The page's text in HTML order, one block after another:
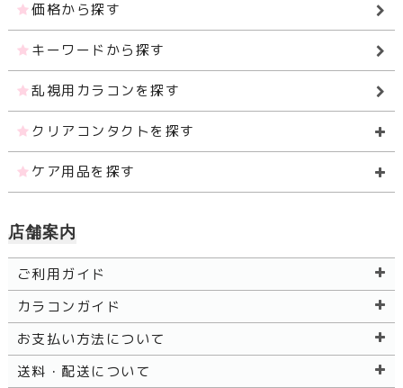
価格から探す
キーワードから探す
乱視用カラコンを探す
クリアコンタクトを探す
ケア用品を探す
店舗案内
ご利用ガイド
カラコンガイド
お支払い方法について
送料・配送について